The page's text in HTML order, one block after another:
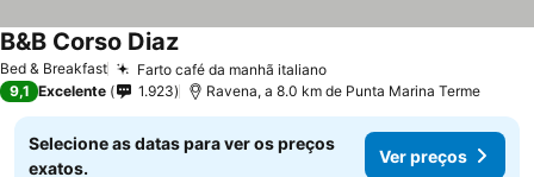
Bed & Breakfast Farto café da manhã italiano
B&B Corso Diaz
9,1 Excelente 1.923 Ravena, a 8.0 km de Punta Marina Terme
Selecione as datas para ver os preços
exatos.
Ver preços